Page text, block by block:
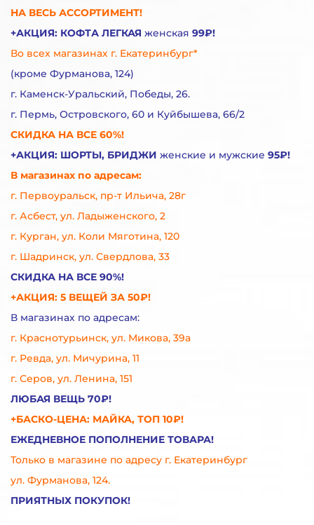
НА ВЕСЬ АССОРТИМЕНТ!
+АКЦИЯ: КОФТА ЛЕГКАЯ женская 99₽!
Во всех магазинах г. Екатеринбург*
(кроме Фурманова, 124)
г. Каменск-Уральский, Победы, 26.
г. Пермь, Островского, 60 и Куйбышева, 66/2
СКИДКА НА ВСЕ 60%!
+АКЦИЯ: ШОРТЫ, БРИДЖИ женские и мужские 95₽!
В магазинах по адресам:
г. Первоуральск, пр-т Ильича, 28г
г. Асбест, ул. Ладыженского, 2
г. Курган, ул. Коли Мяготина, 120
г. Шадринск, ул. Свердлова, 33
СКИДКА НА ВСЕ 90%!
+АКЦИЯ: 5 ВЕЩЕЙ ЗА 50₽!
В магазинах по адресам:
г. Краснотурьинск, ул. Микова, 39а
г. Ревда, ул. Мичурина, 11
г. Серов, ул. Ленина, 151
ЛЮБАЯ ВЕЩЬ 70₽!
+БАСКО-ЦЕНА: МАЙКА, ТОП 10₽!
ЕЖЕДНЕВНОЕ ПОПОЛНЕНИЕ ТОВАРА!
Только в магазине по адресу г. Екатеринбург
ул. Фурманова, 124.
ПРИЯТНЫХ ПОКУПОК!